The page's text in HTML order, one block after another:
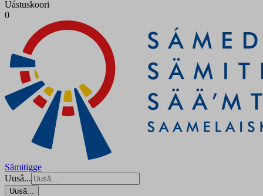
Uástuskoori
0
Sämitigge
Uusâ...
Uusâ...